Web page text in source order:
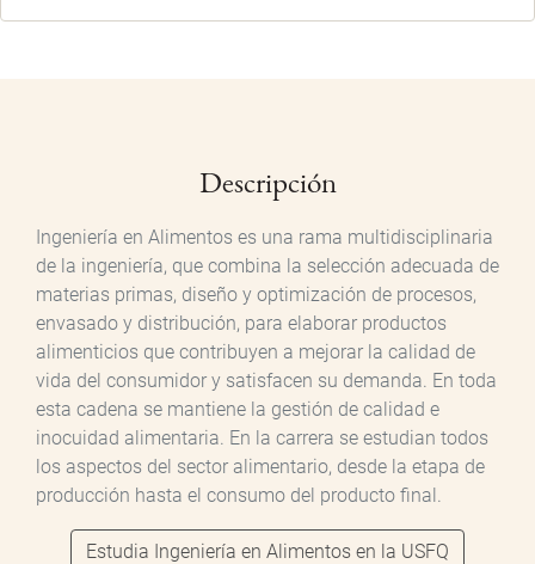
Descripción
Ingeniería en Alimentos es una rama multidisciplinaria
de la ingeniería, que combina la selección adecuada de
materias primas, diseño y optimización de procesos,
envasado y distribución, para elaborar productos
alimenticios que contribuyen a mejorar la calidad de
vida del consumidor y satisfacen su demanda. En toda
esta cadena se mantiene la gestión de calidad e
inocuidad alimentaria. En la carrera se estudian todos
los aspectos del sector alimentario, desde la etapa de
producción hasta el consumo del producto final.
Estudia Ingeniería en Alimentos en la USFQ